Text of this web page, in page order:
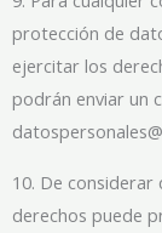
protección de
ejercitar los
podrán enviar un
10. De considerar
derechos puede